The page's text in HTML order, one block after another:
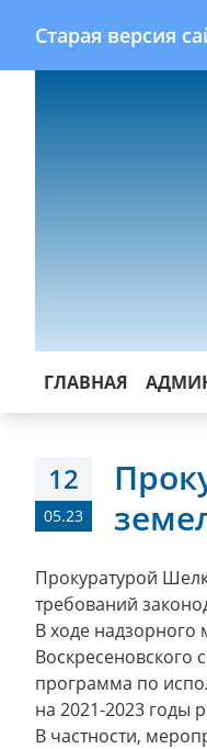
Старая версия
ГЛАВНАЯ
12
05.23
Прокуратурой
требований
В ходе надзорного
Воскресеновского
программа по
на 2021-2023 годы
В частности,